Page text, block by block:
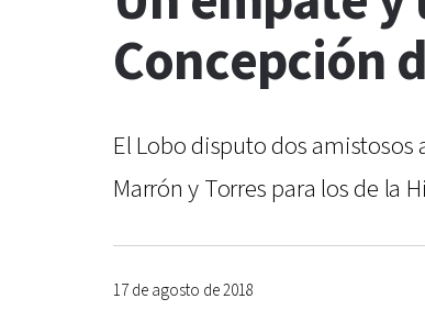
Concepción
El Lobo disputo dos amistosos
Marrón y Torres para los de la
17 de agosto de 2018